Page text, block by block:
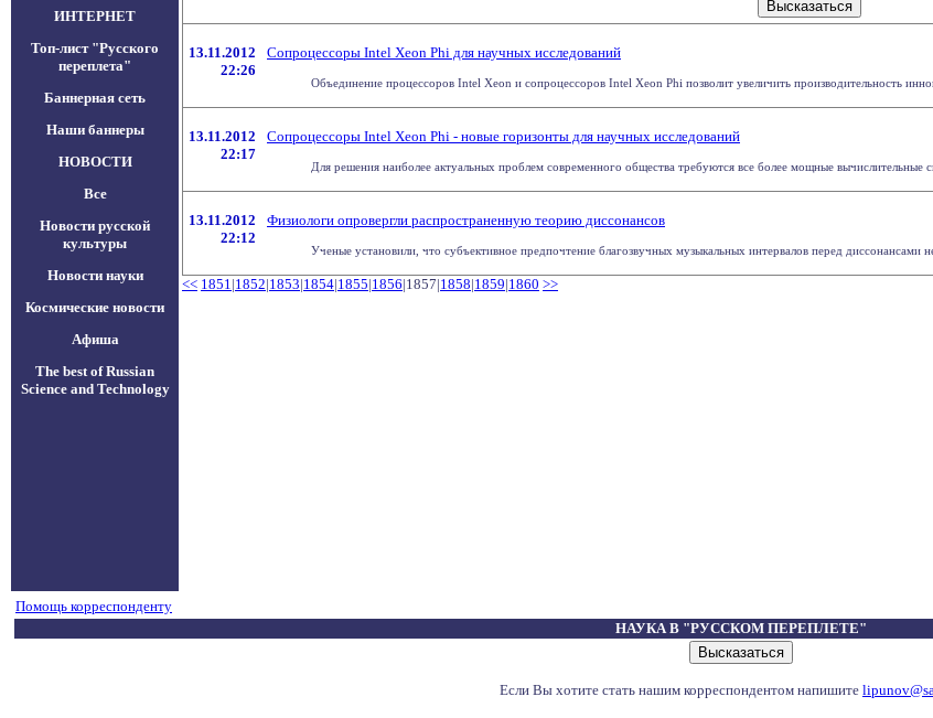
ИНТЕРНЕТ
Топ-лист "Русского
переплета"
Баннерная сеть
Наши баннеры
НОВОСТИ
Все
Новости русской
культуры
Новости науки
Космические новости
Афиша
The best of Russian
Science and Technology
13.11.2012
22:26
Сопроцессоры Intel Xeon Phi для научных исследований
Объединение процессоров Intel Xeon и сопроцессоров Intel Xeon Phi позволит увеличить производительность
13.11.2012
22:17
Сопроцессоры Intel Xeon Phi - новые горизонты для научных исследований
Для решения наиболее актуальных проблем современного общества требуются все более мощные вычислительные
13.11.2012
22:12
Физиологи опровергли распространенную теорию диссонансов
Ученые установили, что субъективное предпочтение благозвучных музыкальных интервалов перед диссонансами
<< 1851|1852|1853|1854|1855|1856|1857|1858|1859|1860 >>
Помощь корреспонденту
НАУКА В "РУССКОМ ПЕРЕПЛЕТЕ"
Если Вы хотите стать нашим корреспондентом напишите